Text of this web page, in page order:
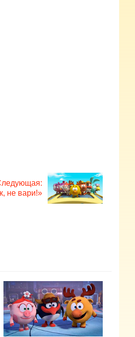
не вари!»